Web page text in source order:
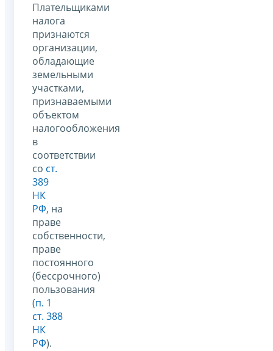
Плательщиками
налога
признаются
организации,
обладающие
земельными
участками,
признаваемыми
объектом
налогообложения
в
соответствии
со ст.
389
НК
РФ, на
праве
собственности,
праве
постоянного
(бессрочного)
пользования
(п. 1
ст. 388
НК
РФ).